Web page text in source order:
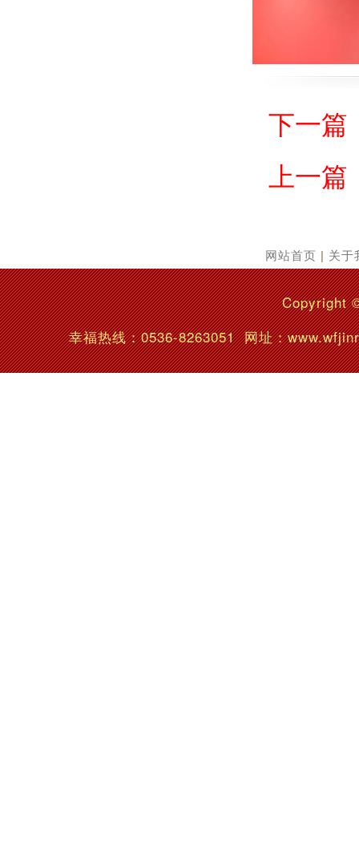
下一
上一
网站首页 | 关于
Copyright
幸福热线：0536-8263051网址：